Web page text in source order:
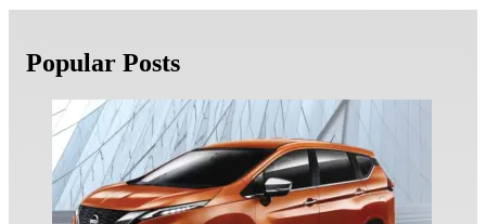
Popular Posts